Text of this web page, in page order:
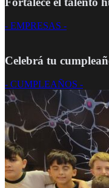
- EMPRESAS -
Celebrá tu
- CUMPLEAÑOS -